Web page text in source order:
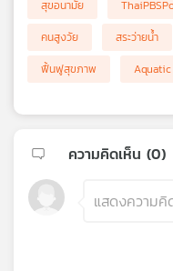
สุขอนามัย
คนสูงวัย
สระว่ายน้ำ
ฟื้นฟูสุขภาพ
ความคิดเห็น (0)